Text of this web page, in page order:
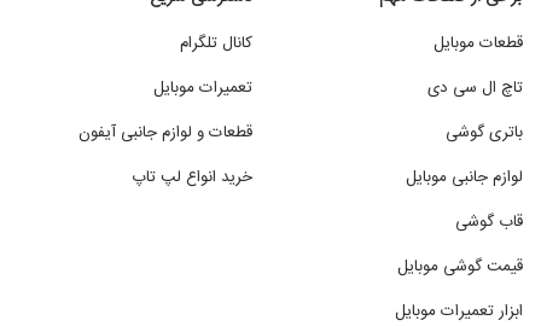
قطعات موبایل
تاچ ال سی دی
باتری گوشی
لوازم جانبی موبایل
قاب گوشی
قیمت گوشی موبایل
ابزار تعمیرات موبایل
کانال تلگرام
تعمیرات موبایل
قطعات و لوازم جانبی آیفون
خرید انواع لپ تاپ